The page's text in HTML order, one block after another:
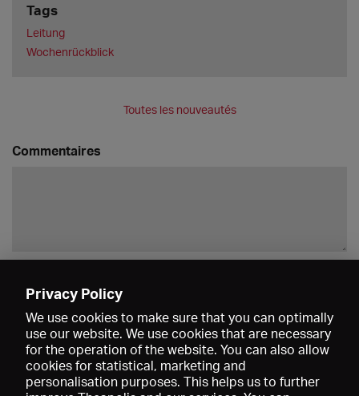
Tags
Leitung
Wochenrückblick
Toutes les nouveautés
Commentaires
Privacy Policy
We use cookies to make sure that you can optimally
use our website. We use cookies that are necessary
for the operation of the website. You can also allow
cookies for statistical, marketing and
personalisation purposes. This helps us to further